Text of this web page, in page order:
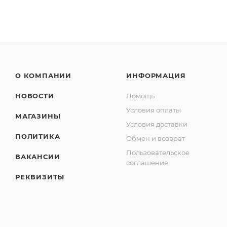
О КОМПАНИИ
НОВОСТИ
МАГАЗИНЫ
ПОЛИТИКА
ВАКАНСИИ
РЕКВИЗИТЫ
ИНФОРМАЦИЯ
Помощь
Условия оплаты
Условия доставки
Обмен и возврат
Пользовательское
соглашение